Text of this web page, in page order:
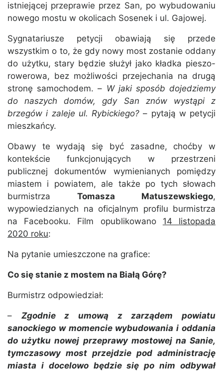
istniejącej przeprawie przez San, po wybudowaniu
nowego mostu w okolicach Sosenek i ul. Gajowej.
Sygnatariusze petycji obawiają się przede
wszystkim o to, że gdy nowy most zostanie oddany
do użytku, stary będzie służył jako kładka pieszo-
rowerowa, bez możliwości przejechania na drugą
stronę samochodem. – W jaki sposób dojedziemy
do naszych domów, gdy San znów wystąpi z
brzegów i zaleje ul. Rybickiego? – pytają w petycji
mieszkańcy.
Obawy te wydają się być zasadne, choćby w
kontekście funkcjonujących w przestrzeni
publicznej dokumentów wymienianych pomiędzy
miastem i powiatem, ale także po tych słowach
burmistrza Tomasza Matuszewskiego,
wypowiedzianych na oficjalnym profilu burmistrza
na Facebooku. Film opublikowano 14 listopada
2020 roku:
Na pytanie umieszczone na grafice:
Co się stanie z mostem na Białą Górę?
Burmistrz odpowiedział:
– Zgodnie z umową z zarządem powiatu
sanockiego w momencie wybudowania i oddania
do użytku nowej przeprawy mostowej na Sanie,
tymczasowy most przejdzie pod administrację
miasta i docelowo będzie się po nim odbywał